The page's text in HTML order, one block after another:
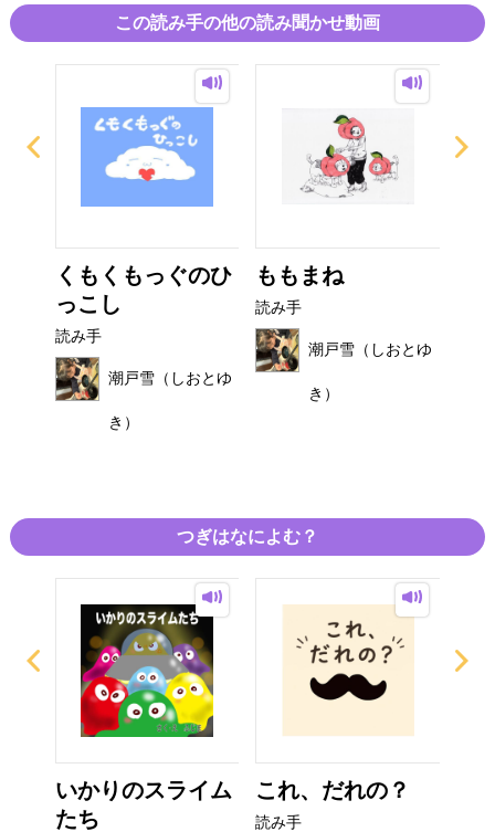
この読み手の他の読み聞かせ動画
くもくもっぐのひ
っこし
読み手
潮戸雪（しおとゆ
き）
ももまね
読み手
潮戸雪（しおとゆ
き）
つぎはなによむ？
いかりのスライム
たち
これ、だれの？
読み手